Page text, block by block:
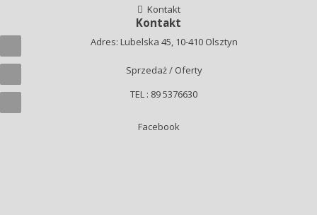
Kontakt
Kontakt
Adres: Lubelska 45, 10-410 Olsztyn
Sprzedaż / Oferty
TEL : 89 5376630
Facebook